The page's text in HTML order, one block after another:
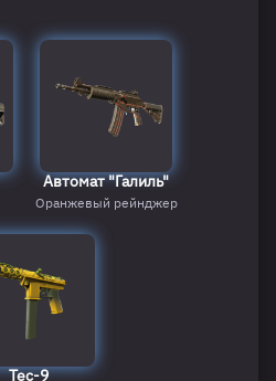
Автомат "Галиль"
Оранжевый рейнджер
Tec-9